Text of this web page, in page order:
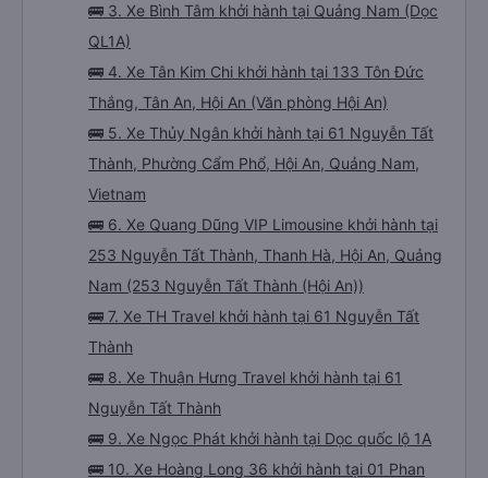
🚌 3. Xe Bình Tâm khởi hành tại Quảng Nam (Dọc
QL1A)
🚌 4. Xe Tân Kim Chi khởi hành tại 133 Tôn Đức
Thắng, Tân An, Hội An (Văn phòng Hội An)
🚌 5. Xe Thủy Ngân khởi hành tại 61 Nguyễn Tất
Thành, Phường Cẩm Phổ, Hội An, Quảng Nam,
Vietnam
🚌 6. Xe Quang Dũng VIP Limousine khởi hành tại
253 Nguyễn Tất Thành, Thanh Hà, Hội An, Quảng
Nam (253 Nguyễn Tất Thành (Hội An))
🚌 7. Xe TH Travel khởi hành tại 61 Nguyễn Tất
Thành
🚌 8. Xe Thuận Hưng Travel khởi hành tại 61
Nguyễn Tất Thành
🚌 9. Xe Ngọc Phát khởi hành tại Dọc quốc lộ 1A
🚌 10. Xe Hoàng Long 36 khởi hành tại 01 Phan